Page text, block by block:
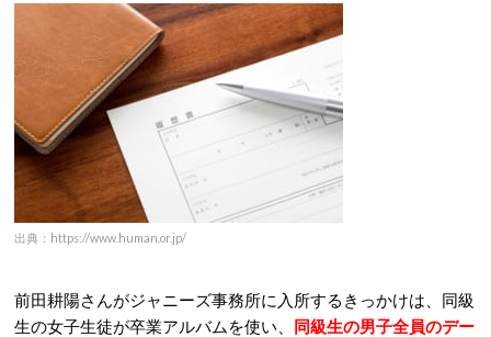
出典：https://www.human.or.jp/
前田耕陽さんがジャニーズ事務所に入所するきっかけは、同級
生の女子生徒が卒業アルバムを使い、 同級生の男子全員のデー